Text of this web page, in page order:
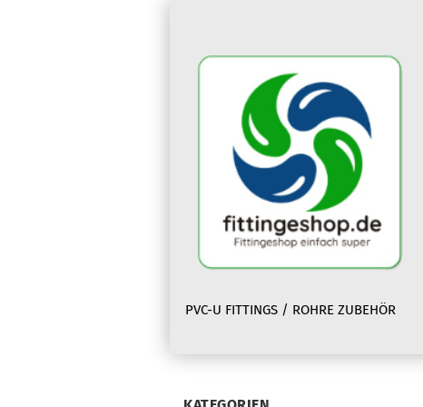
PVC-U FITTINGS / ROHRE ZUBEHÖR